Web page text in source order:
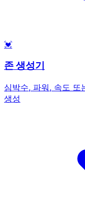
💓
존 생성기
심박수, 파워, 속도 또
생성